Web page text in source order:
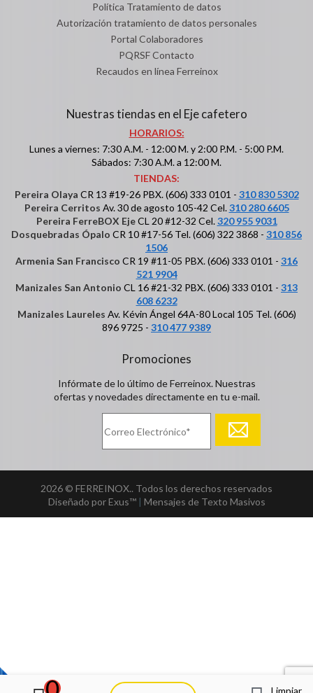
Limpiar
Política Tratamiento de datos
Autorización tratamiento de datos personales
Portal Colaboradores
PQRSF Contacto
Recaudos en línea Ferreinox
Nuestras tiendas en el Eje cafetero
HORARIOS:
Lunes a viernes: 7:30 A.M. - 12:00 M. y 2:00 P.M. - 5:00 P.M.
Sábados: 7:30 A.M. a 12:00 M.
TIENDAS:
Pereira Olaya CR 13 #19-26 PBX. (606) 333 0101 - 310 830 5302
Pereira Cerritos Av. 30 de agosto 105-42 Cel.310 280 6605
Pereira FerreBOX EjeCL 20 #12-32 Cel.320 955 9031
Dosquebradas Ópalo CR 10 #17-56 Tel. (606) 322 3868 - 310 856
1506
Armenia San Francisco CR 19 #11-05 PBX. (606) 333 0101 - 316
521 9904
Manizales San Antonio CL 16 #21-32 PBX. (606) 333 0101 - 313
608 6232
Manizales Laureles Av. Kévin Ángel 64A-80 Local 105 Tel. (606)
896 9725 - 310 477 9389
Promociones
Infórmate de lo último de Ferreinox. Nuestras
ofertas y novedades directamente en tu e-mail.
2026 © FERREINOX.. Todos los derechos reservados
Diseñado por Exus™| Mensajes de Texto Masivos